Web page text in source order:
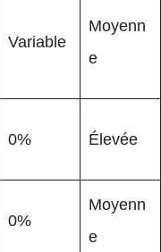
Variable
Moyenn
e
0% Élevée
0%
Moyenn
e